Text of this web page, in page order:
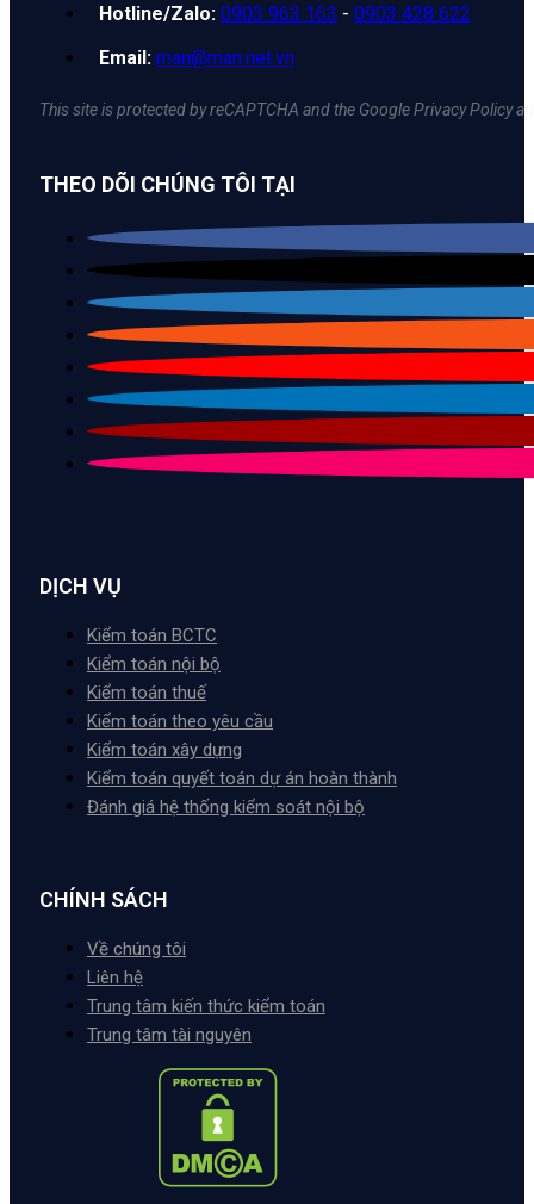
Hotline/Zalo: 0903 963 163 - 0903 428 622
Email: man@man.net.vn
This site is protected by reCAPTCHA and the Google Privacy Policy
THEO DÕI CHÚNG TÔI TẠI
DỊCH VỤ
Kiểm toán BCTC
Kiểm toán nội bộ
Kiểm toán thuế
Kiểm toán theo yêu cầu
Kiểm toán xây dựng
Kiểm toán quyết toán dự án hoàn thành
Đánh giá hệ thống kiểm soát nội bộ
CHÍNH SÁCH
Về chúng tôi
Liên hệ
Trung tâm kiến thức kiểm toán
Trung tâm tài nguyên